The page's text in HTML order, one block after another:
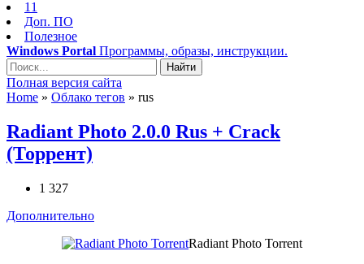
11
Доп. ПО
Полезное
Windows Portal Программы, образы, инструкции.
Найти
Полная версия сайта
Home » Облако тегов » rus
Radiant Photo 2.0.0 Rus + Crack
(Торрент)
1 327
Дополнительно
Radiant Photo Torrent